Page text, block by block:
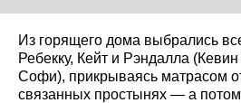
Из горящего дома выбрались
Ребекку, Кейт и Рэндалла
Софи), прикрываясь матрасом
связанных простынях — а